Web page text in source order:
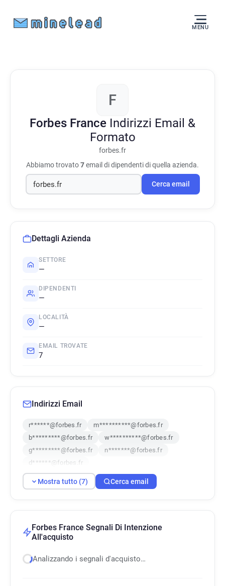
MENU
F
Forbes France Indirizzi Email &
Formato
forbes.fr
Abbiamo trovato7email di dipendenti di quella azienda.
Cerca email
Dettagli Azienda
SETTORE
—
DIPENDENTI
—
LOCALITÀ
—
EMAIL TROVATE
7
Indirizzi Email
r******@forbes.fr
m**********@forbes.fr
b*********@forbes.fr
w**********@forbes.fr
g*********@forbes.fr
n*******@forbes.fr
d******@forbes.fr
Mostra tutto (7) Cerca email
Forbes France Segnali Di Intenzione
All'acquisto
Analizzando i segnali d'acquisto…